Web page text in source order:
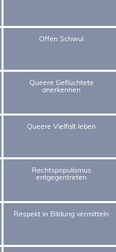
Offen Schwul
Queere Geflüchtete
anerkennen
Queere Vielfalt leben
Rechtspopulismus
entgegentreten
Respekt in Bildung vermitteln